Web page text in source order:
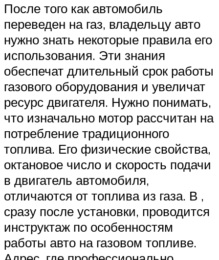
После того как автомобиль
переведен на газ, владельцу авто
нужно знать некоторые правила его
использования. Эти знания
обеспечат длительный срок работы
газового оборудования и увеличат
ресурс двигателя. Нужно понимать,
что изначально мотор рассчитан на
потребление традиционного
топлива. Его физические свойства,
октановое число и скорость подачи
в двигатель автомобиля,
отличаются от топлива из газа. В ,
сразу после установки, проводится
инструктаж по особенностям
работы авто на газовом топливе.